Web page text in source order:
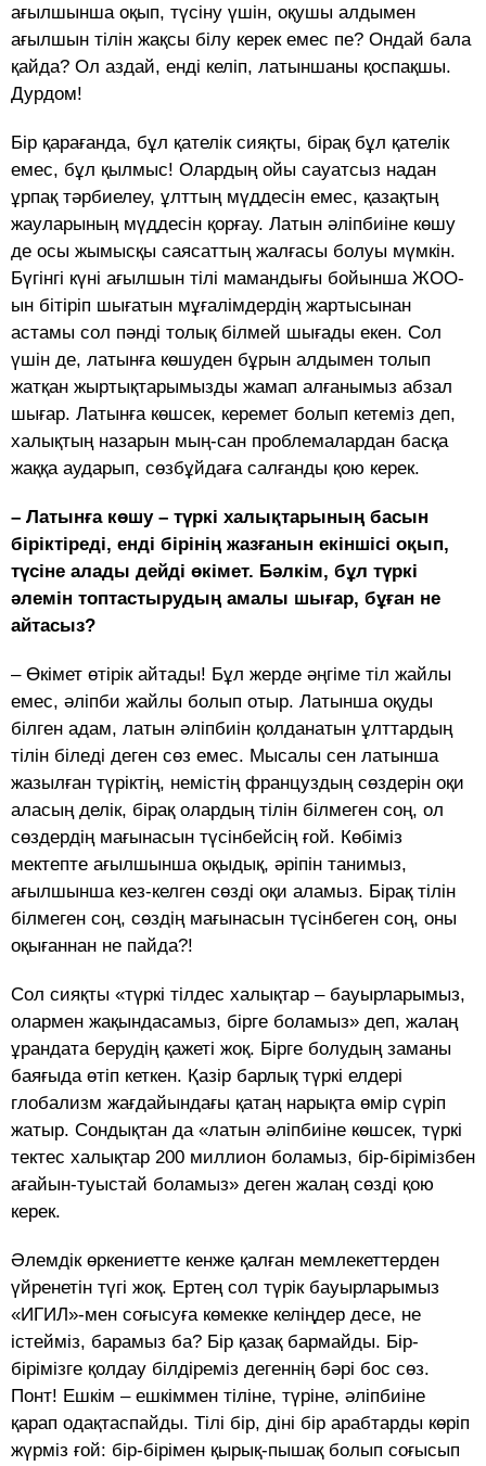
ағылшынша оқып, түсіну үшін, оқушы алдымен
ағылшын тілін жақсы білу керек емес пе? Ондай бала
қайда? Ол аздай, енді келіп, латыншаны қоспақшы.
Дурдом!
Бір қарағанда, бұл қателік сияқты, бірақ бұл қателік
емес, бұл қылмыс! Олардың ойы сауатсыз надан
ұрпақ тәрбиелеу, ұлттың мүддесін емес, қазақтың
жауларының мүддесін қорғау. Латын әліпбиіне көшу
де осы жымысқы саясаттың жалғасы болуы мүмкін.
Бүгінгі күні ағылшын тілі мамандығы бойынша ЖОО-
ын бітіріп шығатын мұғалімдердің жартысынан
астамы сол пәнді толық білмей шығады екен. Сол
үшін де, латынға көшуден бұрын алдымен толып
жатқан жыртықтарымызды жамап алғанымыз абзал
шығар. Латынға көшсек, керемет болып кетеміз деп,
халықтың назарын мың-сан проблемалардан басқа
жаққа аударып, сөзбұйдаға салғанды қою керек.
– Латынға көшу – түркі халықтарының басын
біріктіреді, енді бірінің жазғанын екіншісі оқып,
түсіне алады дейді өкімет. Бәлкім, бұл түркі
әлемін топтастырудың амалы шығар, бұған не
айтасыз?
– Өкімет өтірік айтады! Бұл жерде әңгіме тіл жайлы
емес, әліпби жайлы болып отыр. Латынша оқуды
білген адам, латын әліпбиін қолданатын ұлттардың
тілін біледі деген сөз емес. Мысалы сен латынша
жазылған түріктің, немістің француздың сөздерін оқи
аласың делік, бірақ олардың тілін білмеген соң, ол
сөздердің мағынасын түсінбейсің ғой. Көбіміз
мектепте ағылшынша оқыдық, әріпін танимыз,
ағылшынша кез-келген сөзді оқи аламыз. Бірақ тілін
білмеген соң, сөздің мағынасын түсінбеген соң, оны
оқығаннан не пайда?!
Сол сияқты «түркі тілдес халықтар – бауырларымыз,
олармен жақындасамыз, бірге боламыз» деп, жалаң
ұрандата берудің қажеті жоқ. Бірге болудың заманы
баяғыда өтіп кеткен. Қазір барлық түркі елдері
глобализм жағдайындағы қатаң нарықта өмір сүріп
жатыр. Сондықтан да «латын әліпбиіне көшсек, түркі
тектес халықтар 200 миллион боламыз, бір-бірімізбен
ағайын-туыстай боламыз» деген жалаң сөзді қою
керек.
Әлемдік өркениетте кенже қалған мемлекеттерден
үйренетін түгі жоқ. Ертең сол түрік бауырларымыз
«ИГИЛ»-мен соғысуға көмекке келіңдер десе, не
істейміз, барамыз ба? Бір қазақ бармайды. Бір-
бірімізге қолдау білдіреміз дегеннің бәрі бос сөз.
Понт! Ешкім – ешкіммен тіліне, түріне, әліпбиіне
қарап одақтаспайды. Тілі бір, діні бір арабтарды көріп
жүрміз ғой: бір-бірімен қырық-пышақ болып соғысып